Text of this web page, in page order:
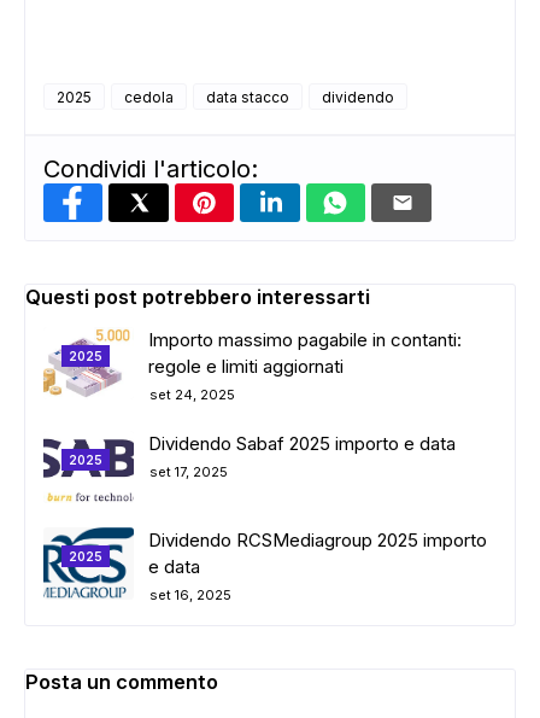
ADS
2025 cedola data stacco dividendo
Condividi l'articolo:
Questi post potrebbero interessarti
2025
Importo massimo pagabile in contanti:
regole e limiti aggiornati
set 24, 2025
2025
Dividendo Sabaf 2025 importo e data
set 17, 2025
2025
Dividendo RCSMediagroup 2025 importo
e data
set 16, 2025
Posta un commento